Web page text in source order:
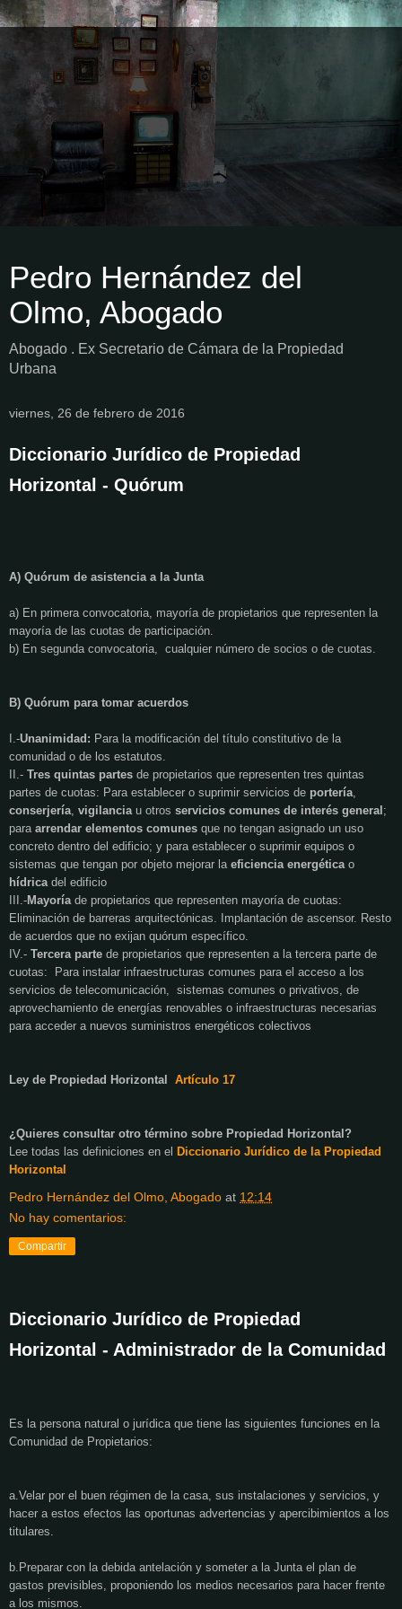
Pedro Hernández del
Olmo, Abogado
Abogado . Ex Secretario de Cámara de la Propiedad
Urbana
viernes, 26 de febrero de 2016
Diccionario Jurídico de Propiedad
Horizontal - Quórum
A) Quórum de asistencia a la Junta
a) En primera convocatoria, mayoría de propietarios que representen la
mayoría de las cuotas de participación.
b) En segunda convocatoria, cualquier número de socios o de cuotas.
B) Quórum para tomar acuerdos
I.-Unanimidad: Para la modificación del título constitutivo de la
comunidad o de los estatutos.
II.- Tres quintas partes de propietarios que representen tres quintas
partes de cuotas: Para establecer o suprimir servicios de portería
conserjería vigilancia u otros servicios comunes de interés general ;
para arrendar elementos comunes que no tengan asignado un uso
concreto dentro del edificio; y para establecer o suprimir equipos o
sistemas que tengan por objeto mejorar la eficiencia energética o
hídrica del edificio
III.-Mayoría de propietarios que representen mayoría de cuotas:
Eliminación de barreras arquitectónicas. Implantación de ascensor. Resto
de acuerdos que no exijan quórum específico.
IV.- Tercera parte de propietarios que representen a la tercera parte de
cuotas: Para instalar infraestructuras comunes para el acceso a los
servicios de telecomunicación, sistemas comunes o privativos, de
aprovechamiento de energías renovables o infraestructuras necesarias
para acceder a nuevos suministros energéticos colectivos
Ley de Propiedad Horizontal Artículo 17
¿Quieres consultar otro término sobre Propiedad Horizontal?
Lee todas las definiciones en el Diccionario Jurídico de la Propiedad
Horizontal
Pedro Hernández del Olmo, Abogado at 12:14
No hay comentarios:
Compartir
Diccionario Jurídico de Propiedad
Horizontal - Administrador de la Comunidad
Es la persona natural o jurídica que tiene las siguientes funciones en la
Comunidad de Propietarios:
a.Velar por el buen régimen de la casa, sus instalaciones y servicios, y
hacer a estos efectos las oportunas advertencias y apercibimientos a los
titulares.
b.Preparar con la debida antelación y someter a la Junta el plan de
gastos previsibles, proponiendo los medios necesarios para hacer frente
a los mismos.